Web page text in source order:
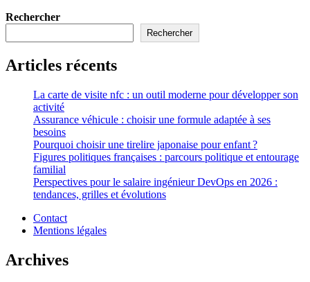
Rechercher
Rechercher
Articles récents
La carte de visite nfc : un outil moderne pour développer son
activité
Assurance véhicule : choisir une formule adaptée à ses
besoins
Pourquoi choisir une tirelire japonaise pour enfant ?
Figures politiques françaises : parcours politique et entourage
familial
Perspectives pour le salaire ingénieur DevOps en 2026 :
tendances, grilles et évolutions
Contact
Mentions légales
Archives